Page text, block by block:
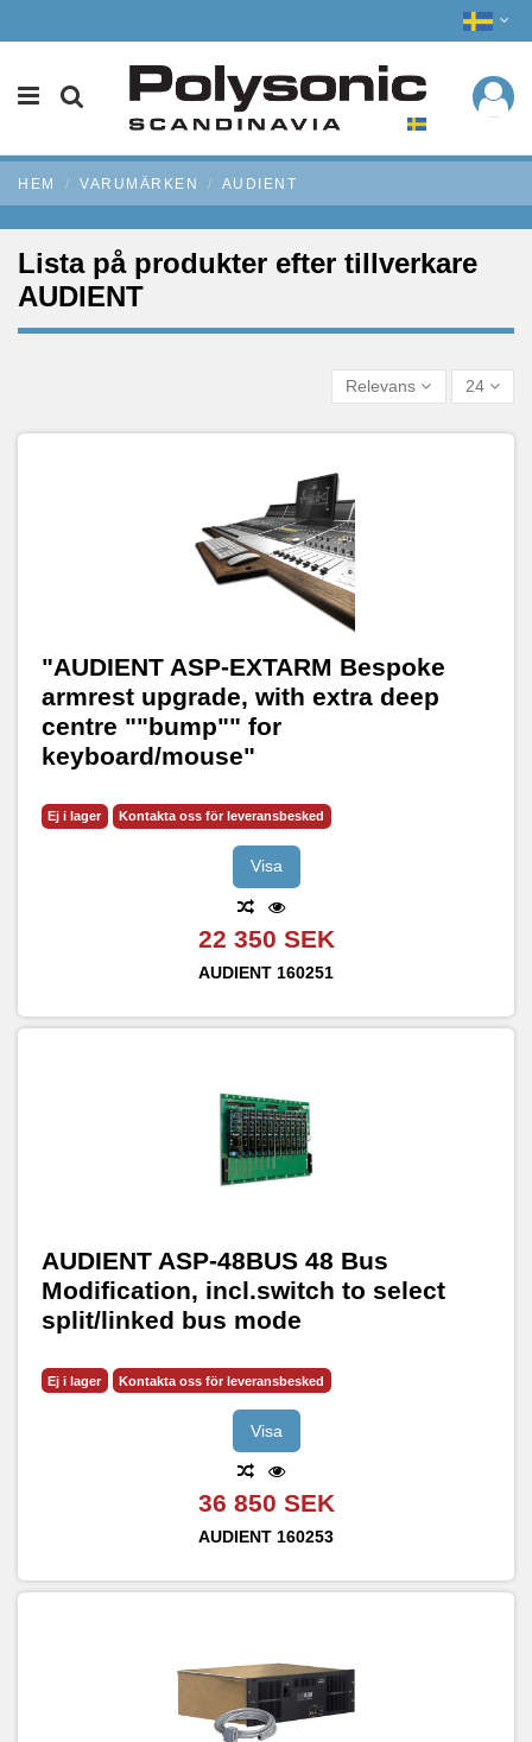
HEM VARUMÄRKEN AUDIENT
Lista på produkter efter tillverkare
AUDIENT
Relevans 24
"AUDIENT ASP-EXTARM Bespoke
armrest upgrade, with extra deep
centre ""bump"" for
keyboard/mouse"
Ej i lager Kontakta oss för leveransbesked
Visa
22 350 SEK
AUDIENT 160251
AUDIENT ASP-48BUS 48 Bus
Modification, incl.switch to select
split/linked bus mode
Ej i lager Kontakta oss för leveransbesked
Visa
36 850 SEK
AUDIENT 160253